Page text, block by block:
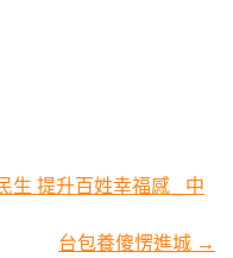
生 提升百姓幸福感_中
台包養傻愣進城 →